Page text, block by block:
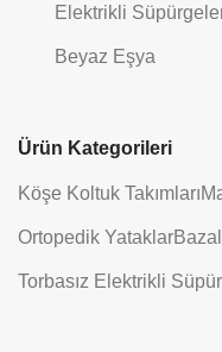
Elektrikli
Beyaz Eşya
Ürün Kategorileri
Köşe Koltuk Takımları
Ortopedik Yataklar
Torbasız Elektrikli